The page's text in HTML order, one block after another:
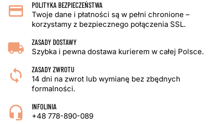
POLITYKA BEZPIECZEŃSTWA
Twoje dane i płatności są w pełni chronione –
korzystamy z bezpiecznego połączenia SSL.
ZASADY DOSTAWY
Szybka i pewna dostawa kurierem w całej Polsce.
ZASADY ZWROTU
14 dni na zwrot lub wymianę bez zbędnych
formalności.
INFOLINIA
+48 778-890-089